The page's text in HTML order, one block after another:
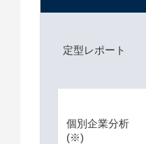
定型レポート
個別企業分析
(※)